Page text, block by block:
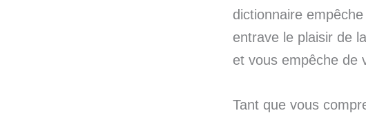
dictionnaire
entrave le plaisir de
et vous empêche de
Tant que vous